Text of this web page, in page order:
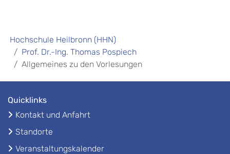
Hochschule Heilbronn (HHN)
Prof. Dr.-Ing. Thomas Pospiech
Allgemeines zu den Vorlesungen
Quicklinks
Kontakt und Anfahrt
Standorte
Veranstaltungskalender